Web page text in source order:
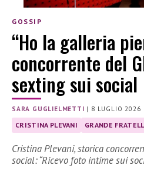
GOSSIP
“Ho la galleria
concorrente del
sexting sui social
SARA GUGLIELMETTI | 8 LUGLIO 2026
CRISTINA PLEVANI GRANDE
Cristina Plevani, storica
social: “Ricevo foto intime sui